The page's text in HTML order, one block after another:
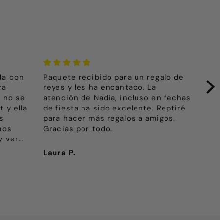
con
no se
y ella
ver
tanta
Paquete recibido para un regalo de
reyes y les ha encantado. La
atención de Nadia, incluso en fechas
de fiesta ha sido excelente. Reptiré
para hacer más regalos a amigos.
Gracias por todo.
Laura P.